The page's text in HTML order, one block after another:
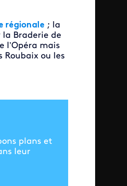
régionale ; la
Braderie de
l’Opéra mais
Roubaix ou les
plans et
leur